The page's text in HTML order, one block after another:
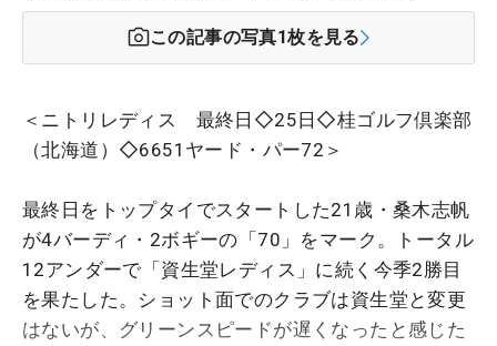
この記事の写真1枚を見る
＜ニトリレディス 最終日◇25日◇桂ゴルフ倶楽部
（北海道）◇6651ヤード・パー72＞
最終日をトップタイでスタートした21歳・桑木志帆
が4バーディ・2ボギーの「70」をマーク。トータル
12アンダーで「資生堂レディス」に続く今季2勝目
を果たした。ショット面でのクラブは資生堂と変更
はないが、グリーンスピードが遅くなったと感じた